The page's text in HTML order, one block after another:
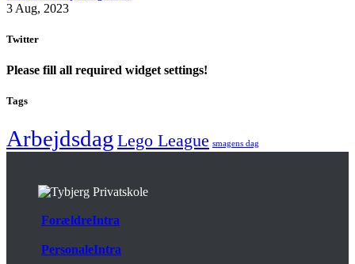
3 Aug, 2023
Twitter
Please fill all required widget settings!
Tags
Arbejdsdag Lego League smagens dag
ForældreIntra
PersonaleIntra